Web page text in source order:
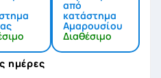
από
κατάστημα
Αμαρουσίου
Διαθέσιμο
ημέρες